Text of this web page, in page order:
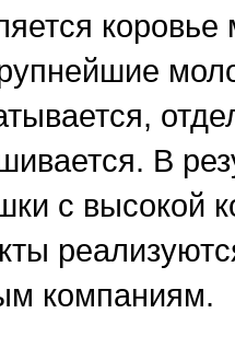
В
с высокой
компаниям.